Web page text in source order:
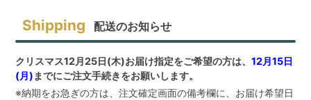
配送のお知らせ
クリスマス12月25日(木)お届け指定をご希望の方は、12月15日
(月) までにご注文手続きをお願いします。
※納期をお急ぎの方は、注文確定画面の備考欄に、お届け希望日